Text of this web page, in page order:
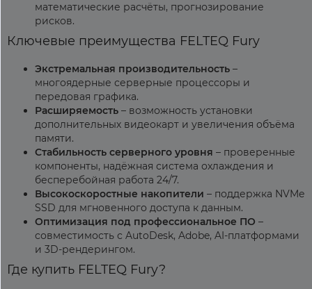
математические расчёты, прогнозирование
рисков.
Ключевые преимущества FELTEQ Fury
Экстремальная производительность –
многоядерные серверные процессоры и
передовая графика.
Расширяемость – возможность установки
дополнительных видеокарт и увеличения объёма
памяти.
Стабильность серверного уровня – проверенные
компоненты, надёжная система охлаждения и
бесперебойная работа 24/7.
Высокоскоростные накопители – поддержка NVMe
SSD для мгновенного доступа к данным.
Оптимизация под профессиональное ПО –
совместимость с AutoDesk, Adobe, AI-платформами
и 3D-рендерингом.
Где купить FELTEQ Fury?